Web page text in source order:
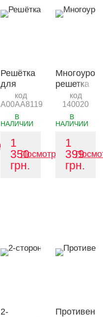
Решётка
для
жарки
индейки
SABER
EZ
Grilling
System
код
A00AA8119
В
НАЛИЧИИ
1
350
грн.
Посмотреть
решетка
Char-Broil
GRILL+
Multi
Rack
код
140020
В
НАЛИЧИИ
1
399
грн.
2-
Противень